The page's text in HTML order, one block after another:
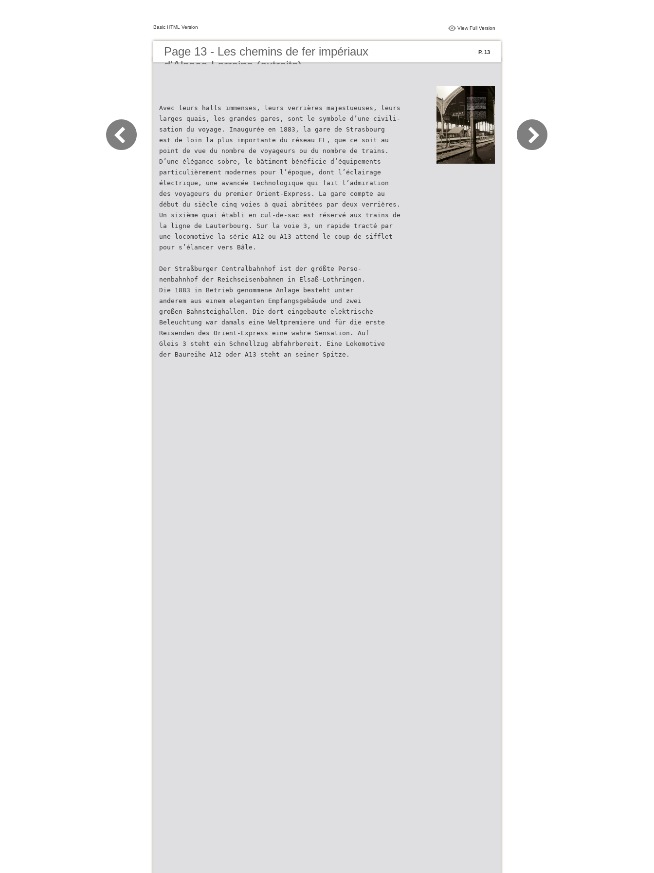
Basic HTML Version View Full Version
Page 13 - Les chemins de fer impériaux
d'Alsace-Lorraine (extraits)
P. 13
Avec leurs halls immenses, leurs verrières majestueuses, leurs
larges quais, les grandes gares, sont le symbole d’une civili-
sation du voyage. Inaugurée en 1883, la gare de Strasbourg
est de loin la plus importante du réseau EL, que ce soit au
point de vue du nombre de voyageurs ou du nombre de trains.
D’une élégance sobre, le bâtiment bénéficie d’équipements
particulièrement modernes pour l’époque, dont l’éclairage
électrique, une avancée technologique qui fait l’admiration
des voyageurs du premier Orient-Express. La gare compte au
début du siècle cinq voies à quai abritées par deux verrières.
Un sixième quai établi en cul-de-sac est réservé aux trains de
la ligne de Lauterbourg. Sur la voie 3, un rapide tracté par
une locomotive la série A12 ou A13 attend le coup de sifflet
pour s’élancer vers Bâle.
Der Straßburger Centralbahnhof ist der größte Perso-
nenbahnhof der Reichseisenbahnen in Elsaß-Lothringen.
Die 1883 in Betrieb genommene Anlage besteht unter
anderem aus einem eleganten Empfangsgebäude und zwei
großen Bahnsteighallen. Die dort eingebaute elektrische
Beleuchtung war damals eine Weltpremiere und für die erste
Reisenden des Orient-Express eine wahre Sensation. Auf
Gleis 3 steht ein Schnellzug abfahrbereit. Eine Lokomotive
der Baureihe A12 oder A13 steht an seiner Spitze.